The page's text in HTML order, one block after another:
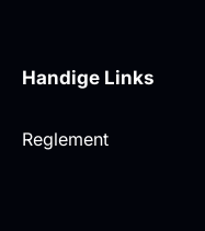
Handige Links
Reglement